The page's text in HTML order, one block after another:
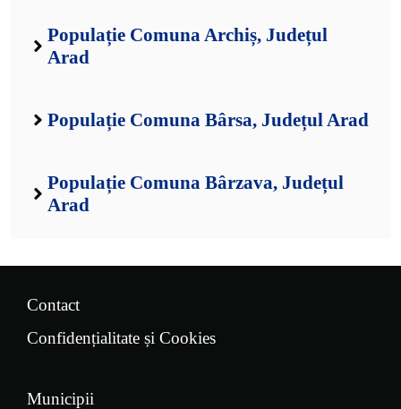
Populație Comuna Archiș, Județul
Arad
Populație Comuna Bârsa, Județul Arad
Populație Comuna Bârzava, Județul
Arad
Contact
Confidențialitate și Cookies
Municipii